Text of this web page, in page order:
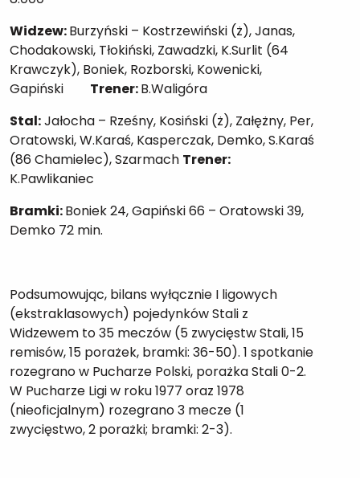
Widzew:Burzyński – Kostrzewiński (ż), Janas,
Chodakowski, Tłokiński, Zawadzki, K.Surlit (64
Krawczyk), Boniek, Rozborski, Kowenicki,
Gapiński Trener:B.Waligóra
Stal:Jałocha – Rześny, Kosiński (ż), Załężny, Per,
Oratowski, W.Karaś, Kasperczak, Demko, S.Karaś
(86 Chamielec), Szarmach Trener:
K.Pawlikaniec
Bramki:Boniek 24, Gapiński 66 – Oratowski 39,
Demko 72 min.
Podsumowując, bilans wyłącznie I ligowych
(ekstraklasowych) pojedynków Stali z
Widzewem to 35 meczów (5 zwycięstw Stali, 15
remisów, 15 porażek, bramki: 36-50). 1 spotkanie
rozegrano w Pucharze Polski, porażka Stali 0-2.
W Pucharze Ligi w roku 1977 oraz 1978
(nieoficjalnym) rozegrano 3 mecze (1
zwycięstwo, 2 porażki; bramki: 2-3).